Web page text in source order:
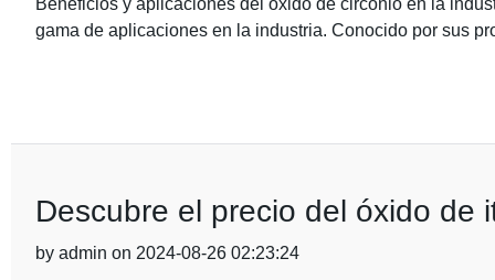
Beneficios y aplicaciones del óxido de circonio en la
gama de aplicaciones en la industria. Conocido por sus
Descubre el precio del óxido de
by admin on 2024-08-26 02:23:24